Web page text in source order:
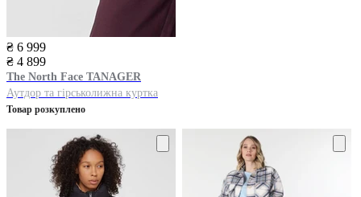
₴ 6 999
₴ 4 899
The North Face TANAGER
Аутдор та гірськолижна куртка
Товар розкуплено